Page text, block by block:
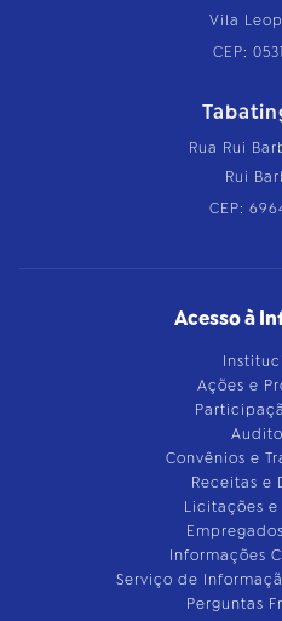
Vila
CEP:
Rua Rui
Rui
CEP:
Acesso à
Ações e
Convênios e
Receitas e
Licitações e
Informações
Serviço de
Perguntas